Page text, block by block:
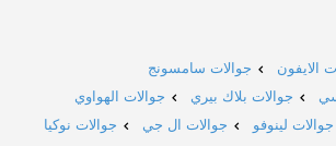
الايفون
جوالات سامسونج
جوالات بلاك بيري
جوالات الهواوي
جوالات لينوفو جوالات ال جي
جوالات نوكيا